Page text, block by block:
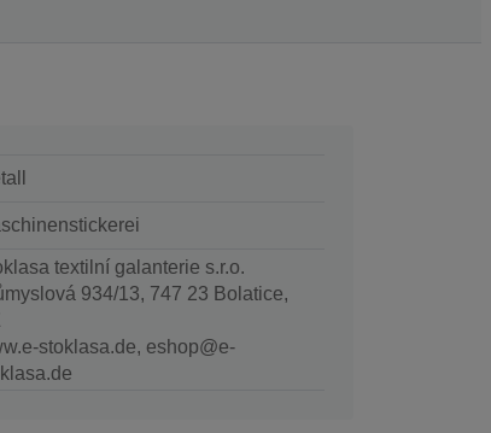
textilní galanterie s.r.o.
934/13, 747 23 Bolatice,
stoklasa.de, eshop@e-